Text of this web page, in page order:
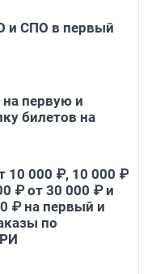
и СПО в первый
первую и
билетов на
10 000 ₽, 10 000 ₽
₽ от 30 000 ₽ и
₽ на первый и
по